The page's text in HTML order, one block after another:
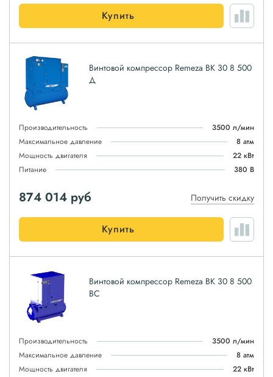
Купить
Винтовой компрессор Remeza ВК 30 8 500
Д
Производительность
3500 л/мин
Максимальное давление
8 атм
Мощность двигателя
22 кВт
Питание
380 В
874 014 руб Получить скидку
Купить
Винтовой компрессор Remeza ВК 30 8 500
ВС
Производительность
3500 л/мин
Максимальное давление
8 атм
Мощность двигателя
22 кВт